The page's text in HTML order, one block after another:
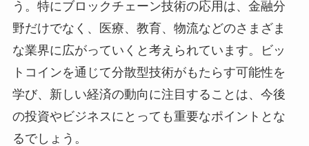
う。特にブロックチェーン技術の応用は、金融分
野だけでなく、医療、教育、物流などのさまざま
な業界に広がっていくと考えられています。ビッ
トコインを通じて分散型技術がもたらす可能性を
学び、新しい経済の動向に注目することは、今後
の投資やビジネスにとっても重要なポイントとな
るでしょう。